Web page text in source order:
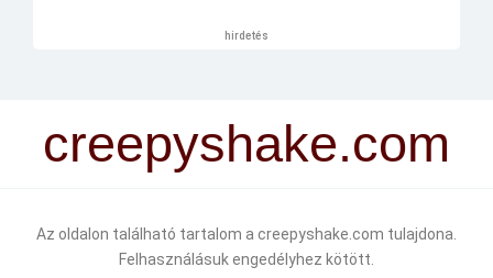
hirdetés
creepyshake.com
Az oldalon található tartalom a creepyshake.com tulajdona.
Felhasználásuk engedélyhez kötött.